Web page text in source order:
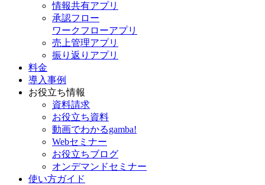
情報共有アプリ
承認フロー
ワークフローアプリ
売上管理アプリ
振り返りアプリ
料金
導入事例
お役立ち情報
資料請求
お役立ち資料
動画でわかるgamba!
Webセミナー
お役立ちブログ
オンデマンドセミナー
使い方ガイド